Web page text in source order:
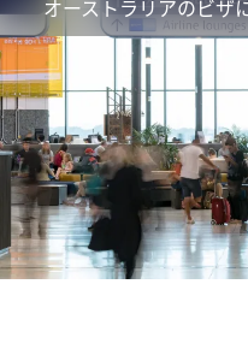
オーストラリアのビザ